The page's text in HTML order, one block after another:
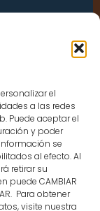
el
a las redes
Puede aceptar el
y poder
se
al efecto. Al
retirar su
puede CAMBIAR
Para obtener
visite nuestra